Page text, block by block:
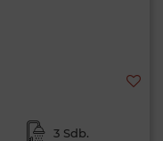
3 Sdb.